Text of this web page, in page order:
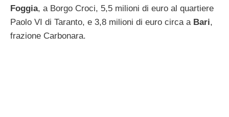
Foggia, a Borgo Croci, 5,5 milioni di euro al quartiere
Paolo VI di Taranto, e 3,8 milioni di euro circa a Bari,
frazione Carbonara.